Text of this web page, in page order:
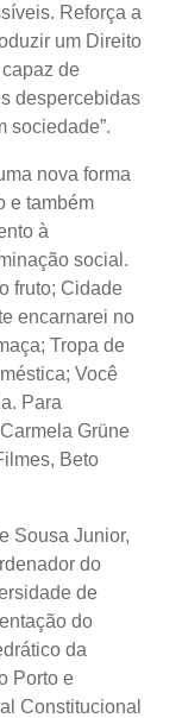
Reforça a
um Direito
de
despercebidas
sociedade”.
nova forma
e também
à
social.
fruto; Cidade
encarnarei no
Tropa de
Você
Para
Grüne
Beto
Sousa Junior,
do
de
do
da
Porto e
Constitucional